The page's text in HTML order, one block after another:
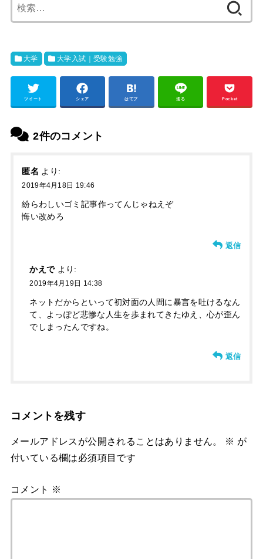
索:
大学 大学入試｜受験勉強
ツイート シェア はてブ 送る Pocket
2件のコメント
匿名 より:
2019年4月18日 19:46
紛らわしいゴミ記事作ってんじゃねえぞ
悔い改めろ
返信
かえで より:
2019年4月19日 14:38
ネットだからといって初対面の人間に暴言を吐けるなん
て、よっぽど悲惨な人生を歩まれてきたゆえ、心が歪ん
でしまったんですね。
返信
コメントを残す
メールアドレスが公開されることはありません。 ※ が
付いている欄は必須項目です
コメント ※